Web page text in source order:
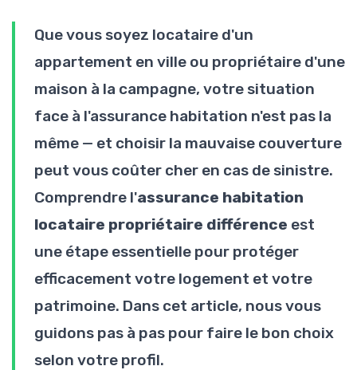
Que vous soyez locataire d'un
appartement en ville ou propriétaire d'une
maison à la campagne, votre situation
face à l'assurance habitation n'est pas la
même — et choisir la mauvaise couverture
peut vous coûter cher en cas de sinistre.
Comprendre l'assurance habitation
locataire propriétaire différence est
une étape essentielle pour protéger
efficacement votre logement et votre
patrimoine. Dans cet article, nous vous
guidons pas à pas pour faire le bon choix
selon votre profil.